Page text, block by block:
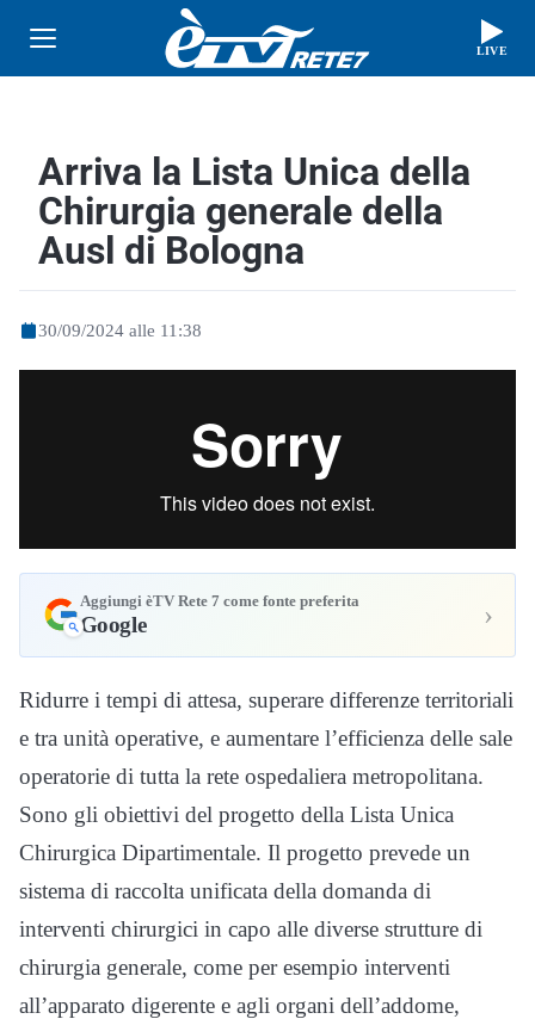
LIVE
Arriva la Lista Unica della
Chirurgia generale della
Ausl di Bologna
30/09/2024 alle 11:38
Aggiungi èTV Rete 7 come fonte preferita
Google ›
Ridurre i tempi di attesa, superare differenze territoriali
e tra unità operative, e aumentare l’efficienza delle sale
operatorie di tutta la rete ospedaliera metropolitana.
Sono gli obiettivi del progetto della Lista Unica
Chirurgica Dipartimentale. Il progetto prevede un
sistema di raccolta unificata della domanda di
interventi chirurgici in capo alle diverse strutture di
chirurgia generale, come per esempio interventi
all’apparato digerente e agli organi dell’addome,